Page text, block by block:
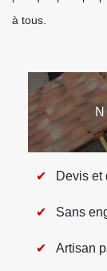
à tous.
Devis et
Sans
Artisan